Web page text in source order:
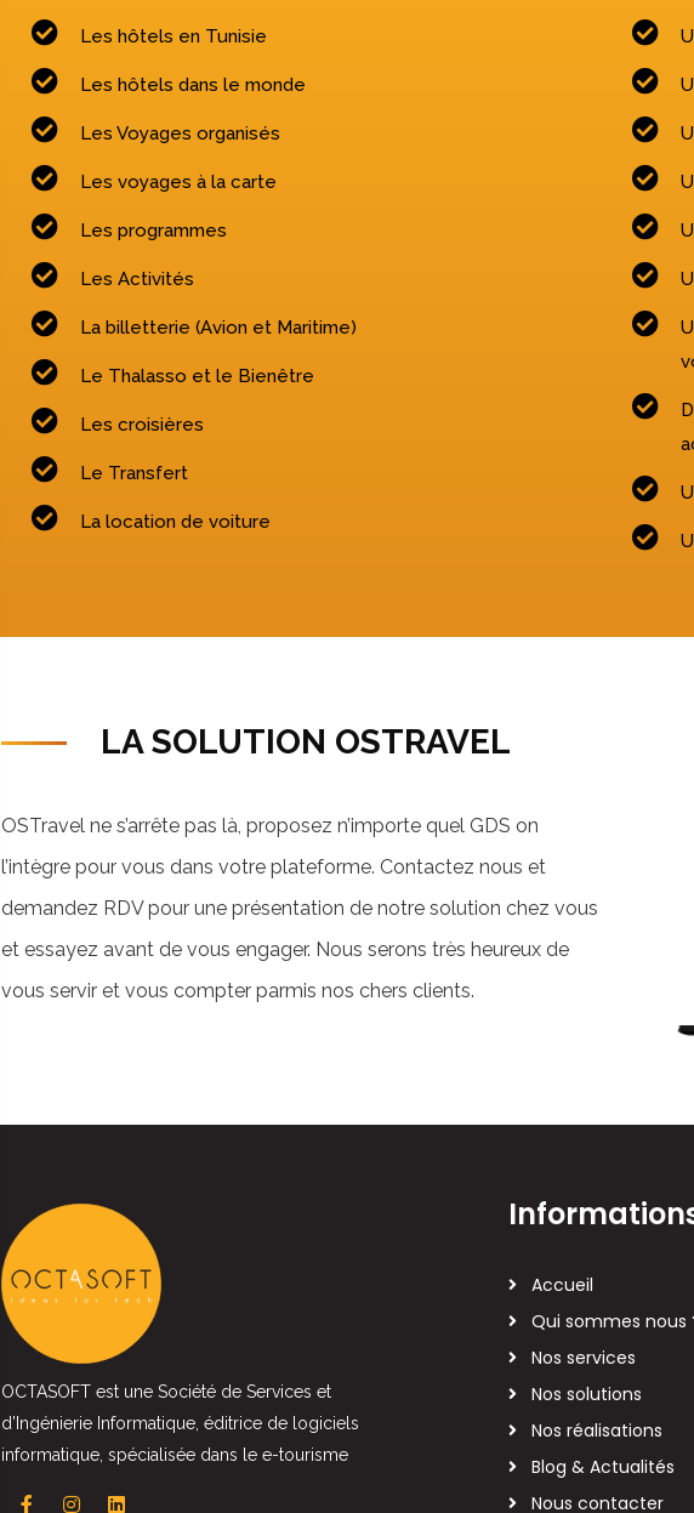
Les hôtels en Tunisie
Les hôtels dans le monde
Les Voyages organisés
Les voyages à la carte
Les programmes
Les Activités
La billetterie (Avion et Maritime)
Le Thalasso et le Bienêtre
Les croisières
Le Transfert
La location de voiture
LA SOLUTION OSTRAVEL
OSTravel ne s’arrête pas là, proposez n’importe quel GDS on
l’intègre pour vous dans votre plateforme. Contactez nous et
demandez RDV pour une présentation de notre solution chez vous
et essayez avant de vous engager. Nous serons très heureux de
vous servir et vous compter parmis nos chers clients.
OCTASOFT est une Société de Services et
d’Ingénierie Informatique, éditrice de logiciels
informatique, spécialisée dans le e-tourisme
Accueil
Qui sommes nous
Nos services
Nos solutions
Nos réalisations
Blog & Actualités
Nous contacter